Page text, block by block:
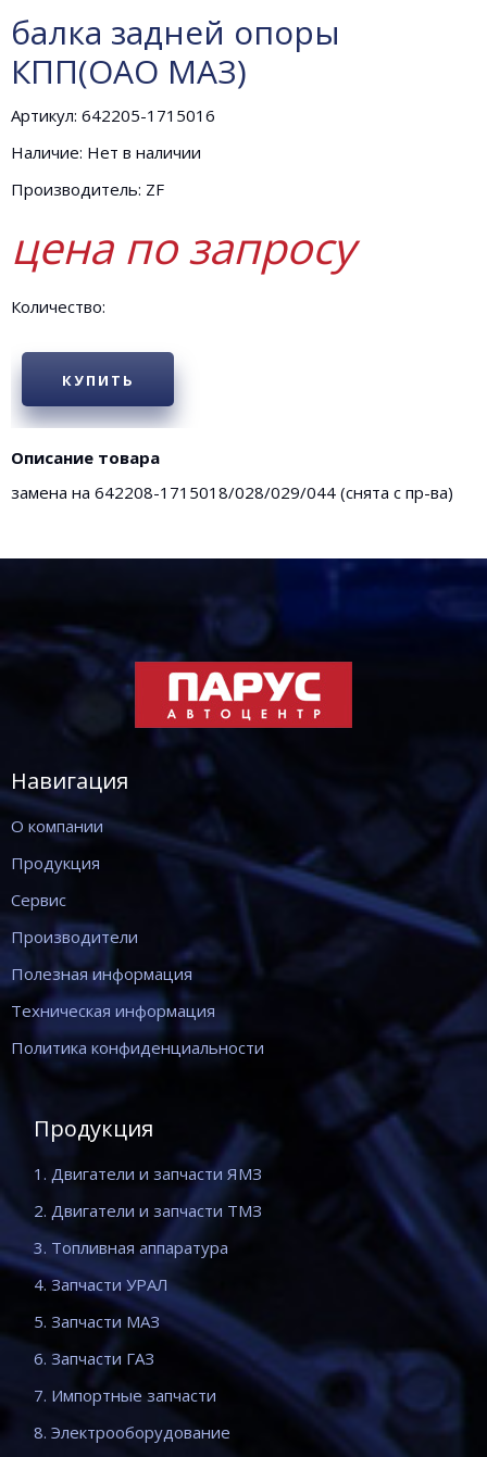
балка задней опоры
КПП(ОАО МАЗ)
Артикул: 642205-1715016
Наличие: Нет в наличии
Производитель: ZF
цена по запросу
Количество:
КУПИТЬ
Описание товара
замена на 642208-1715018/028/029/044 (снята с пр-ва)
Навигация
О компании
Продукция
Сервис
Производители
Полезная информация
Техническая информация
Политика конфиденциальности
Продукция
1. Двигатели и запчасти ЯМЗ
2. Двигатели и запчасти ТМЗ
3. Топливная аппаратура
4. Запчасти УРАЛ
5. Запчасти МАЗ
6. Запчасти ГАЗ
7. Импортные запчасти
8. Электрооборудование